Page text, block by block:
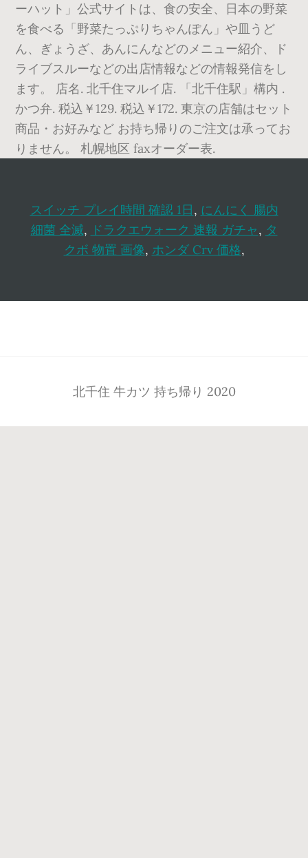
ーハット」公式サイトは、食の安全、日本の野菜
を食べる「野菜たっぷりちゃんぽん」や皿うど
ん、ぎょうざ、あんにんなどのメニュー紹介、ド
ライブスルーなどの出店情報などの情報発信をし
ます。 店名. 北千住マルイ店. 「北千住駅」構内 .
かつ弁. 税込￥129. 税込￥172. 東京の店舗はセット
商品・お好みなど お持ち帰りのご注文は承ってお
りません。 札幌地区 faxオーダー表.
スイッチ プレイ時間 確認 1日, にんにく 腸内
細菌 全滅, ドラクエウォーク 速報 ガチャ, タ
クボ 物置 画像, ホンダ Crv 価格,
北千住 牛カツ 持ち帰り 2020